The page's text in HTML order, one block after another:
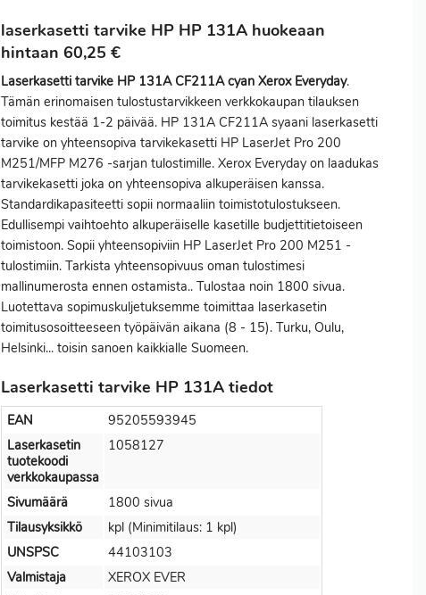
laserkasetti tarvike HP HP 131A huokeaan
hintaan 60,25 €
Laserkasetti tarvike HP 131A CF211A cyan Xerox Everyday.
Tämän erinomaisen tulostustarvikkeen verkkokaupan tilauksen
toimitus kestää 1-2 päivää. HP 131A CF211A syaani laserkasetti
tarvike on yhteensopiva tarvikekasetti HP LaserJet Pro 200
M251/MFP M276 -sarjan tulostimille. Xerox Everyday on laadukas
tarvikekasetti joka on yhteensopiva alkuperäisen kanssa.
Standardikapasiteetti sopii normaaliin toimistotulostukseen.
Edullisempi vaihtoehto alkuperäiselle kasetille budjettitietoiseen
toimistoon. Sopii yhteensopiviin HP LaserJet Pro 200 M251 -
tulostimiin. Tarkista yhteensopivuus oman tulostimesi
mallinumerosta ennen ostamista.. Tulostaa noin 1800 sivua.
Luotettava sopimuskuljetuksemme toimittaa laserkasetin
toimitusosoitteeseen työpäivän aikana (8 - 15). Turku, Oulu,
Helsinki... toisin sanoen kaikkialle Suomeen.
Laserkasetti tarvike HP 131A tiedot
EAN
95205593945
Laserkasetin
tuotekoodi
verkkokaupassa
1058127
Sivumäärä
1800 sivua
Tilausyksikkö
kpl (Minimitilaus: 1 kpl)
UNSPSC
44103103
Valmistaja
XEROX EVER